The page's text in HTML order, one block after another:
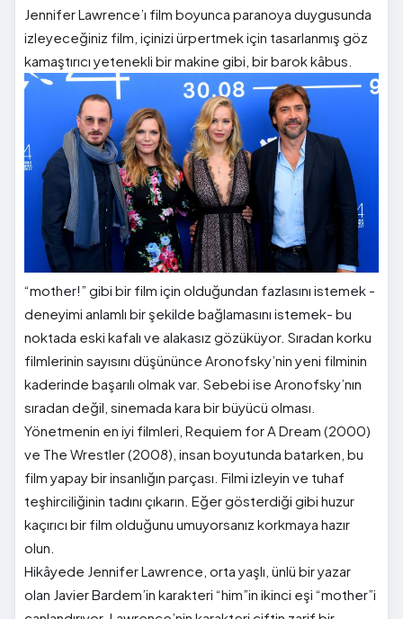
Jennifer Lawrence’ı film boyunca paranoya duygusunda
izleyeceğiniz film, içinizi ürpertmek için tasarlanmış göz
kamaştırıcı yetenekli bir makine gibi, bir barok kâbus.
“mother!” gibi bir film için olduğundan fazlasını istemek -
deneyimi anlamlı bir şekilde bağlamasını istemek- bu
noktada eski kafalı ve alakasız gözüküyor. Sıradan korku
filmlerinin sayısını düşününce Aronofsky’nin yeni filminin
kaderinde başarılı olmak var. Sebebi ise Aronofsky’nın
sıradan değil, sinemada kara bir büyücü olması.
Yönetmenin en iyi filmleri, Requiem for A Dream (2000)
ve The Wrestler (2008), insan boyutunda batarken, bu
film yapay bir insanlığın parçası. Filmi izleyin ve tuhaf
teşhirciliğinin tadını çıkarın. Eğer gösterdiği gibi huzur
kaçırıcı bir film olduğunu umuyorsanız korkmaya hazır
olun.
Hikâyede Jennifer Lawrence, orta yaşlı, ünlü bir yazar
olan Javier Bardem’in karakteri “him”in ikinci eşi “mother”i